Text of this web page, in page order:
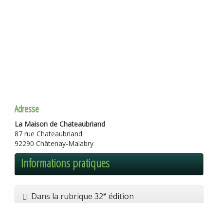
Adresse
La Maison de Chateaubriand
87 rue Chateaubriand
92290 Châtenay-Malabry
Informations pratiques
Dans la rubrique 32e édition